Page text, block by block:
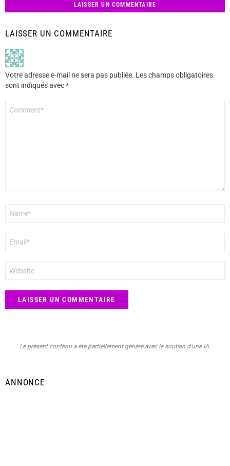
LAISSER UN COMMENTAIRE
LAISSER UN COMMENTAIRE
Votre adresse e-mail ne sera pas publiée. Les champs obligatoires
sont indiqués avec*
mail
*
web
Le présent contenu a été partiellement généré avec le soutien d’une IA.
ANNONCE